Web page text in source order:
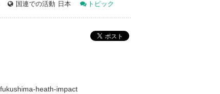
国連での活動 日本 トピック
heath-impact